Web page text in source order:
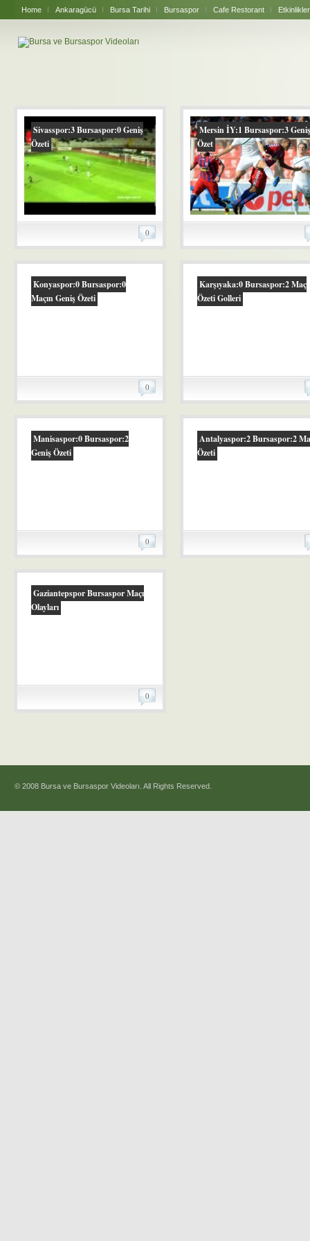
Home Ankaragücü Bursa Tarihi Bursaspor Cafe Restorant Etkinlikler
Sivasspor:3 Bursaspor:0 Geniş
Özeti
0
Mersin İY:1 Bursaspor:3 Geniş
Özet
Konyaspor:0 Bursaspor:0
Maçın Geniş Özeti
0
Karşıyaka:0 Bursaspor:2 Maç
Özeti Golleri
Manisaspor:0 Bursaspor:2
Geniş Özeti
0
Antalyaspor:2 Bursaspor:2
Özeti
Gaziantepspor Bursaspor Maçı
Olayları
0
© 2008 Bursa ve Bursaspor Videoları. All Rights Reserved.